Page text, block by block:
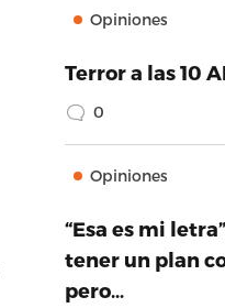
Opiniones
Terror a las 10
0
Opiniones
“Esa es mi
tener un plan
pero…